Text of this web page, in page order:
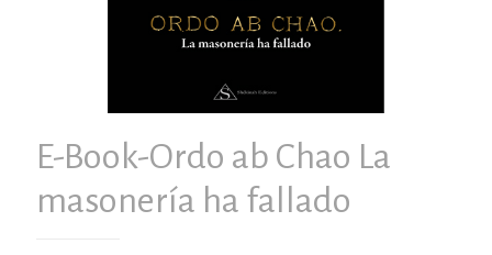
E-Book-Ordo ab Chao La
masonería ha fallado